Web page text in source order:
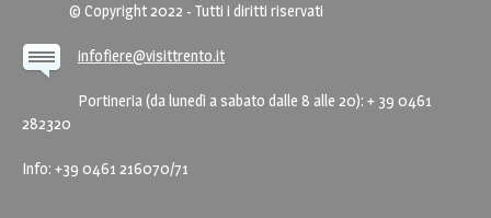
© Copyright 2022 - Tutti i diritti riservati
infofiere@visittrento.it
Portineria (da lunedì a sabato dalle 8 alle 20): + 39 0461
282320
Info: +39 0461 216070/71